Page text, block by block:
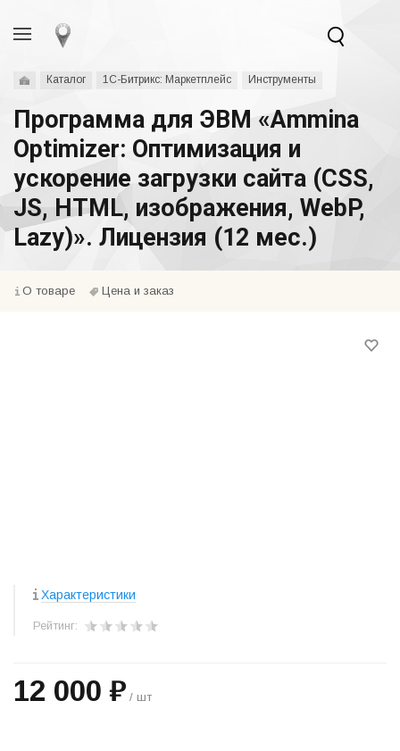
Каталог 1С-Битрикс: Маркетплейс Инструменты
Программа для ЭВМ «Ammina
Optimizer: Оптимизация и
ускорение загрузки сайта (CSS,
JS, HTML, изображения, WebP,
Lazy)». Лицензия (12 мес.)
О товаре Цена и заказ
Характеристики
Рейтинг:
12 000 ₽ / шт